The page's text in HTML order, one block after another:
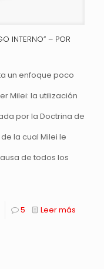
INTERNO” – POR
un enfoque poco
Milei: la utilización
por la Doctrina de
la cual Milei le
de todos los
5 Leer más